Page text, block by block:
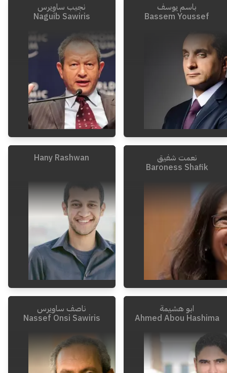
نجيب ساويرس
Naguib Sawiris
باسم يوسف
Bassem Youssef
Hany Rashwan نعمت شفيق
Baroness Shafik
ناصف ساويرس
Nassef Onsi Sawiris
ابو هشيمة
Ahmed Abou Hashima